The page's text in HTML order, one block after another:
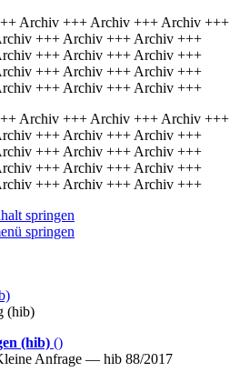
Archiv +++ Archiv +++ Archiv +++
+++ Archiv +++ Archiv +++
+++ Archiv +++ Archiv +++
+++ Archiv +++ Archiv +++
+++ Archiv +++ Archiv +++
Archiv +++ Archiv +++ Archiv +++
+++ Archiv +++ Archiv +++
+++ Archiv +++ Archiv +++
+++ Archiv +++ Archiv +++
+++ Archiv +++ Archiv +++
springen
springen
(hib)
(hib) ()
Anfrage — hib 88/2017